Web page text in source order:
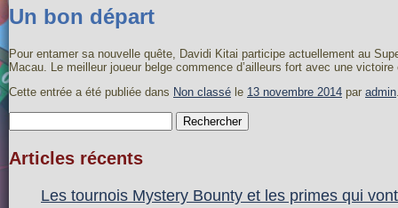
Un bon départ
Pour entamer sa nouvelle quête, Davidi Kitai participe actuellement au
Macau. Le meilleur joueur belge commence d’ailleurs fort avec une
Cette entrée a été publiée dans Non classé le 13 novembre 2014 par admin
Rechercher :
Articles récents
Les tournois Mystery Bounty et les primes qui